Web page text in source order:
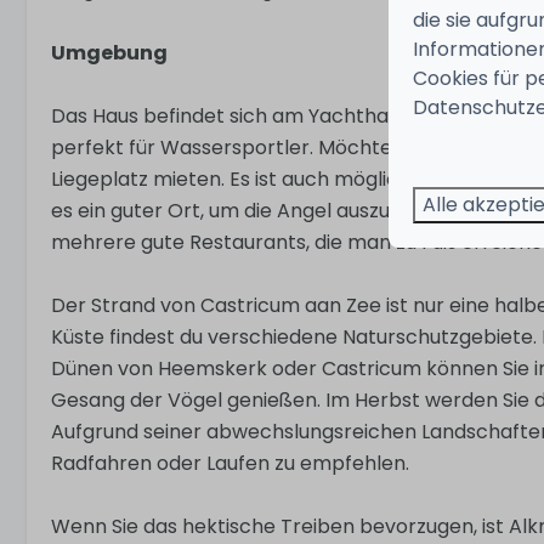
Umgebung
Das Haus befindet sich am Yachthafen von
perfekt für Wassersportler. Möchten Sie Ihr
Liegeplatz mieten. Es ist auch möglich, ein Boot,
es ein guter Ort, um die Angel auszuwerfen, man
mehrere gute Restaurants, die man zu Fuß
Der Strand von Castricum aan Zee ist nur eine
Küste findest du verschiedene
Dünen von Heemskerk oder Castricum können
Gesang der Vögel genießen. Im Herbst werden
Aufgrund seiner abwechslungsreichen
Radfahren oder Laufen zu empfehlen.
Wenn Sie das hektische Treiben bevorzugen, ist
die sie
Cookies für
Alle